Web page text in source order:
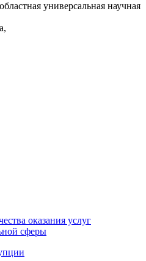
универсальная научная
оказания услуг
сферы